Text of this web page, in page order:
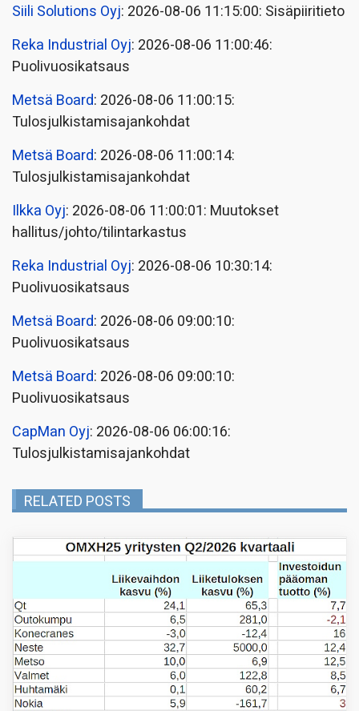
Siili Solutions Oyj: 2026-08-06 11:15:00: Sisäpiiritieto
Reka Industrial Oyj: 2026-08-06 11:00:46:
Puolivuosikatsaus
Metsä Board: 2026-08-06 11:00:15:
Tulosjulkistamisajankohdat
Metsä Board: 2026-08-06 11:00:14:
Tulosjulkistamisajankohdat
Ilkka Oyj: 2026-08-06 11:00:01: Muutokset
hallitus/johto/tilintarkastus
Reka Industrial Oyj: 2026-08-06 10:30:14:
Puolivuosikatsaus
Metsä Board: 2026-08-06 09:00:10:
Puolivuosikatsaus
Metsä Board: 2026-08-06 09:00:10:
Puolivuosikatsaus
CapMan Oyj: 2026-08-06 06:00:16:
Tulosjulkistamisajankohdat
RELATED POSTS